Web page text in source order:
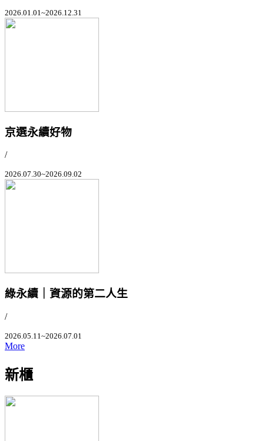
2026.01.01~2026.12.31
京選永續好物
/
2026.07.30~2026.09.02
綠永續｜資源的第二人生
/
2026.05.11~2026.07.01
More
新櫃